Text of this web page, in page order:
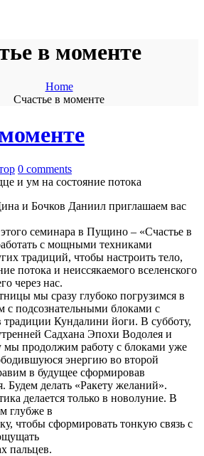
в моменте
Home
Счастье в моменте
0 comments
и Бочков Даниил приглашаем вас
семинара в Пущино – «Счастье в
с мощными техниками
традиций, чтобы настроить тело,
потока и неиссякаемого вселенского
через нас.
мы сразу глубоко погрузимся в
с подсознательными блоками с
Кундалини йоги. В субботу,
Садхана Эпохи Водолея и
мы продолжим работу с блоками уже
энергию во второй
в будущее сформировав
Будем делать «Ракету желаний».
делается только в новолуние. В
глубже в
чтобы сформировать тонкую связь с
пальцев.